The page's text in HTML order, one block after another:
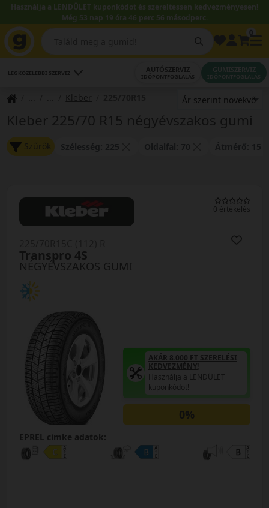
Használja a LENDÜLET kuponkódot és szereltessen kedvezményesen!
Még 53 nap 19 óra 46 perc 56 másodperc.
LEGKÖZELEBBI SZERVIZ AUTÓSZERVIZ
IDŐPONTFOGLALÁS
GUMISZERVIZ
IDŐPONTFOGLALÁS
Kleber
Kleber 225/70 R15 négyévszakos gumi
Szűrők
0 értékelés
NÉGYÉVSZAKOS GUMI
Transpro 4S
AKÁR 8.000 FT SZERELÉSI
KEDVEZMÉNY!
Használja a LENDÜLET
kuponkódot!
0%
EPREL cimke adatok: